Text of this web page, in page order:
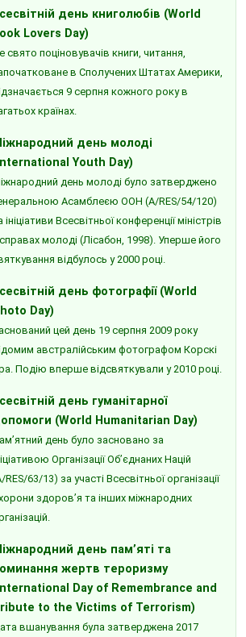
день книголюбів (World
Lovers Day)
свято поціновувачів книги, читання,
в Сполучених Штатах Америки,
9 серпня кожного року в
країнах.
день молоді
Youth Day)
день молоді було затверджено
Асамблеєю ООН (A/RES/54/120)
ініціативи Всесвітньої конференції міністрів
молоді (Лісабон, 1998). Уперше його
відбулось у 2000 році.
день фотографії (World
Day)
цей день 19 серпня 2009 року
австралійським фотографом Корскі
Подію вперше відсвяткували у 2010 році.
день гуманітарної
(World Humanitarian Day)
день було засновано за
Організації Об’єднаних Націй
RES/63/13) за участі Всесвітньої організації
здоров’я та інших міжнародних
день пам’яті та
жертв тероризму
Day of Remembrance and
to the Victims of Terrorism)
вшанування була затверджена 2017